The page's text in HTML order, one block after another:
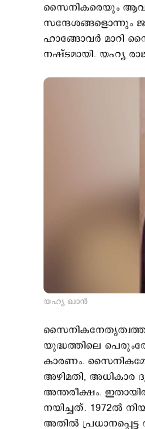
സൈനികരെയും
സന്ദേശങ്ങളൊന്നും
ഹാങ്ങോവര്‍ മാറി
നഷ്ടമായി. യഹ്യ
യഹ്യ ഖാന്‍
യുദ്ധത്തിലെ
കാരണം.
അഴിമതി, അധികാര
അന്തരീക്ഷം.
നയിച്ചത്. 1972ല്‍
അതില്‍